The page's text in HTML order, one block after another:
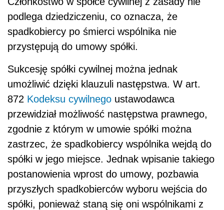
podlega dziedziczeniu, co oznacza, że
spadkobiercy po śmierci wspólnika nie
przystępują do umowy spółki.
Sukcesję spółki cywilnej można jednak
umożliwić dzięki klauzuli następstwa. W art.
872 Kodeksu cywilnego ustawodawca
przewidział możliwość następstwa prawnego,
zgodnie z którym w umowie spółki można
zastrzec, że spadkobiercy wspólnika wejdą do
spółki w jego miejsce. Jednak wpisanie takiego
postanowienia wprost do umowy, pozbawia
przyszłych spadkobierców wyboru wejścia do
spółki, ponieważ staną się oni wspólnikami z